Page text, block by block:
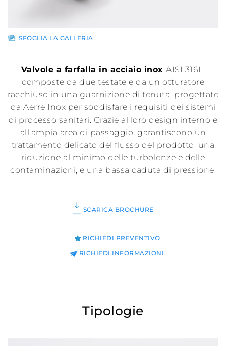
riservata
SFOGLIA LA GALLERIA
Valvole a farfalla in acciaio inoxAISI 316L,
composte da due testate e da un otturatore
racchiuso in una guarnizione di tenuta, progettate
da Aerre Inox per soddisfare i requisiti dei sistemi
di processo sanitari. Grazie al loro design interno e
all’ampia area di passaggio, garantiscono un
trattamento delicato del flusso del prodotto, una
riduzione al minimo delle turbolenze e delle
contaminazioni, e una bassa caduta di pressione.
SCARICA BROCHURE
RICHIEDI PREVENTIVO
RICHIEDI INFORMAZIONI
Tipologie